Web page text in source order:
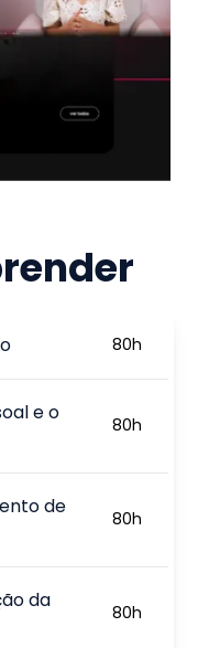
80h
e o
80h
de
80h
da
80h